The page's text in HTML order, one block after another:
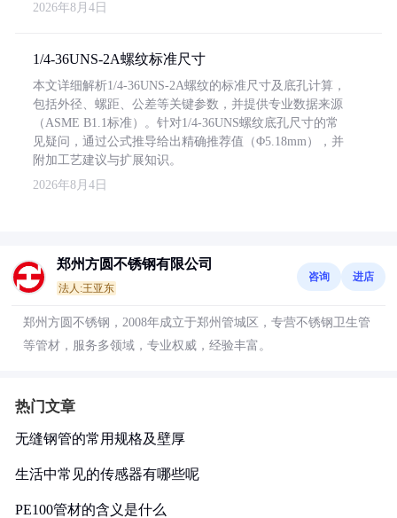
2026年8月4日
1/4-36UNS-2A螺纹标准尺寸
本文详细解析1/4-36UNS-2A螺纹的标准尺寸及底孔计算，
包括外径、螺距、公差等关键参数，并提供专业数据来源
（ASME B1.1标准）。针对1/4-36UNS螺纹底孔尺寸的常
见疑问，通过公式推导给出精确推荐值（Φ5.18mm），并
附加工艺建议与扩展知识。
2026年8月4日
郑州方圆不锈钢有限公司
法人:王亚东
咨询 进店
郑州方圆不锈钢，2008年成立于郑州管城区，专营不锈钢卫生管
等管材，服务多领域，专业权威，经验丰富。
热门文章
无缝钢管的常用规格及壁厚
生活中常见的传感器有哪些呢
PE100管材的含义是什么